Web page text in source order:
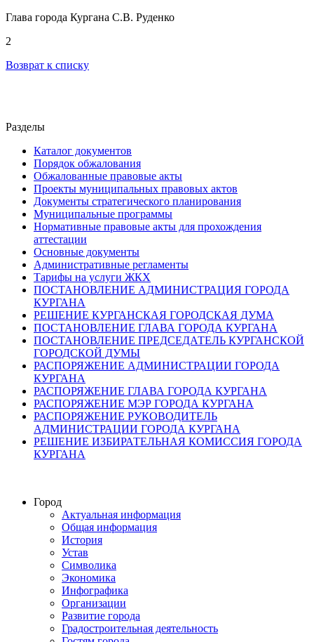
Глава города Кургана С.В. Руденко
2
Возврат к списку
Разделы
Каталог документов
Порядок обжалования
Обжалованные правовые акты
Проекты муниципальных правовых актов
Документы стратегического планирования
Муниципальные программы
Нормативные правовые акты для прохождения
аттестации
Основные документы
Административные регламенты
Тарифы на услуги ЖКХ
ПОСТАНОВЛЕНИЕ АДМИНИСТРАЦИЯ ГОРОДА
КУРГАНА
РЕШЕНИЕ КУРГАНСКАЯ ГОРОДСКАЯ ДУМА
ПОСТАНОВЛЕНИЕ ГЛАВА ГОРОДА КУРГАНА
ПОСТАНОВЛЕНИЕ ПРЕДСЕДАТЕЛЬ КУРГАНСКОЙ
ГОРОДСКОЙ ДУМЫ
РАСПОРЯЖЕНИЕ АДМИНИСТРАЦИИ ГОРОДА
КУРГАНА
РАСПОРЯЖЕНИЕ ГЛАВА ГОРОДА КУРГАНА
РАСПОРЯЖЕНИЕ МЭР ГОРОДА КУРГАНА
РАСПОРЯЖЕНИЕ РУКОВОДИТЕЛЬ
АДМИНИСТРАЦИИ ГОРОДА КУРГАНА
РЕШЕНИЕ ИЗБИРАТЕЛЬНАЯ КОМИССИЯ ГОРОДА
КУРГАНА
Город
Актуальная информация
Общая информация
История
Устав
Символика
Экономика
Инфографика
Организации
Развитие города
Градостроительная деятельность